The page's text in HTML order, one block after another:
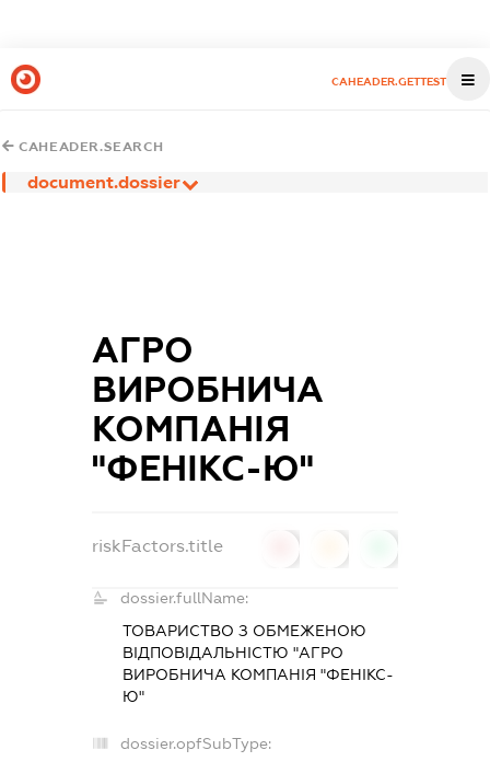
CAHEADER.GETTEST
CAHEADER.SEARCH
document.dossier
АГРО
ВИРОБНИЧА
КОМПАНІЯ
"ФЕНІКС-Ю"
riskFactors.title
dossier.fullName:
ТОВАРИСТВО З ОБМЕЖЕНОЮ
ВІДПОВІДАЛЬНІСТЮ "АГРО
ВИРОБНИЧА КОМПАНІЯ "ФЕНІКС-
Ю"
dossier.opfSubType: